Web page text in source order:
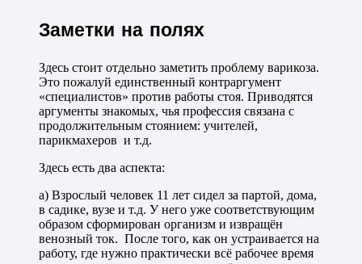
Заметки на полях
Здесь стоит отдельно заметить проблему варикоза.
Это пожалуй единственный контраргумент
«специалистов» против работы стоя. Приводятся
аргументы знакомых, чья профессия связана с
продолжительным стоянием: учителей,
парикмахеров и т.д.
Здесь есть два аспекта:
а) Взрослый человек 11 лет сидел за партой, дома,
в садике, вузе и т.д. У него уже соответствующим
образом сформирован организм и извращён
венозный ток. После того, как он устраивается на
работу, где нужно практически всё рабочее время